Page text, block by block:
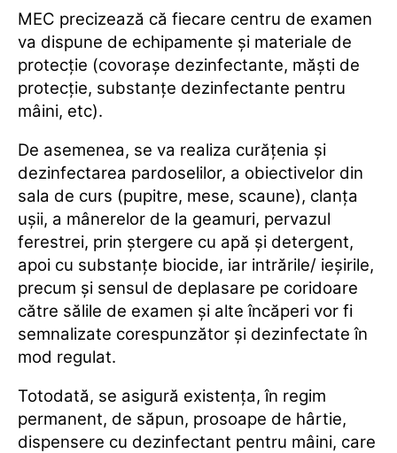
MEC precizează că fiecare centru de examen
va dispune de echipamente şi materiale de
protecţie (covoraşe dezinfectante, măşti de
protecţie, substanţe dezinfectante pentru
mâini, etc).
De asemenea, se va realiza curăţenia şi
dezinfectarea pardoselilor, a obiectivelor din
sala de curs (pupitre, mese, scaune), clanţa
uşii, a mânerelor de la geamuri, pervazul
ferestrei, prin ştergere cu apă şi detergent,
apoi cu substanţe biocide, iar intrările/ ieşirile,
precum şi sensul de deplasare pe coridoare
către sălile de examen şi alte încăperi vor fi
semnalizate corespunzător şi dezinfectate în
mod regulat.
Totodată, se asigură existenţa, în regim
permanent, de săpun, prosoape de hârtie,
dispensere cu dezinfectant pentru mâini, care